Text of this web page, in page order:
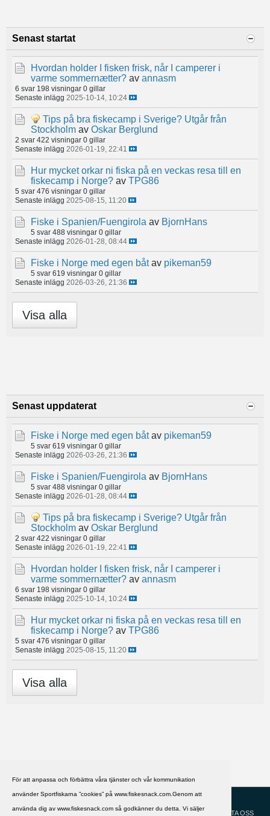
För att anpassa och förbättra våra tjänster och vår kommunikation
använder Sportfiskarna ”cookies” på www.fiskesnack.com.Genom att
använda dig av www.fiskesnack.com så godkänner du detta. Vi säljer
Senast startat
Hvordan holder I fisken frisk, når I camperer i
varme sommernætter? av annasm
6 svar 198 visningar 0 gillar
Senaste inlägg 2025-10-14, 10:24
Tips på bra fiskecamp i Sverige? Utgår från
Stockholm av Oskar Berglund
2 svar 422 visningar 0 gillar
Senaste inlägg 2026-01-19, 22:41
Hur mycket orkar ni fiska på en veckas resa till en
fiskecamp i Norge? av TPG86
5 svar 476 visningar 0 gillar
Senaste inlägg 2025-08-15, 11:20
Fiske i Spanien/Fuengirola av BjornHans
5 svar 488 visningar 0 gillar
Senaste inlägg 2026-01-28, 08:44
Fiske i Norge med egen båt av pikeman59
5 svar 619 visningar 0 gillar
Senaste inlägg 2026-03-26, 21:36
Visa alla
Senast uppdaterat
Fiske i Norge med egen båt av pikeman59
5 svar 619 visningar 0 gillar
Senaste inlägg 2026-03-26, 21:36
Fiske i Spanien/Fuengirola av BjornHans
5 svar 488 visningar 0 gillar
Senaste inlägg 2026-01-28, 08:44
Tips på bra fiskecamp i Sverige? Utgår från
Stockholm av Oskar Berglund
2 svar 422 visningar 0 gillar
Senaste inlägg 2026-01-19, 22:41
Hvordan holder I fisken frisk, når I camperer i
varme sommernætter? av annasm
6 svar 198 visningar 0 gillar
Senaste inlägg 2025-10-14, 10:24
Hur mycket orkar ni fiska på en veckas resa till en
fiskecamp i Norge? av TPG86
5 svar 476 visningar 0 gillar
Senaste inlägg 2025-08-15, 11:20
Visa alla
HJÄLP
KONTAKTA OSS